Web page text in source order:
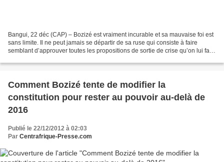
Bangui, 22 déc (CAP) – Bozizé est vraiment incurable et sa mauvaise foi est
sans limite. Il ne peut jamais se départir de sa ruse qui consiste à faire
semblant d’approuver toutes les propositions de sortie de crise qu’on lui fait
Comment Bozizé tente de modifier la
constitution pour rester au pouvoir au-delà de
2016
Publié le 22/12/2012 à 02:03
Par Centrafrique-Presse.com